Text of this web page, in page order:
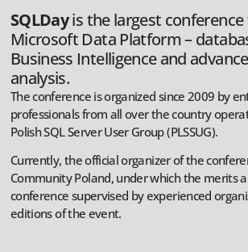
SQLDayis the largest
Microsoft Data Platform –
Business Intelligence and
analysis.
The conference is organized since 2009 by
professionals from all over the country
Polish SQL Server User Group (PLSSUG).
Currently, the official organizer of the
Community Poland, under which the merits
conference supervised by experienced
editions of the event.